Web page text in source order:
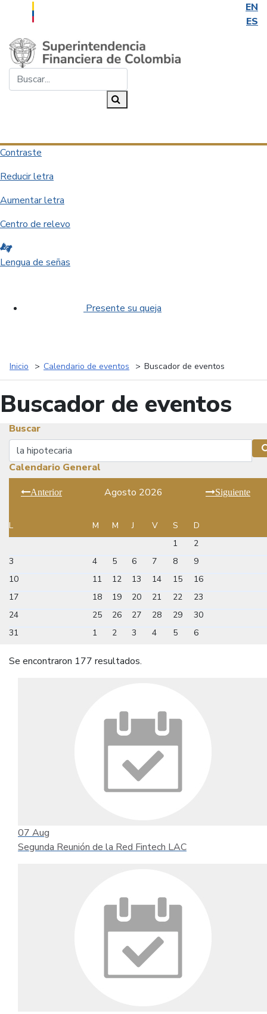
EN
ES
Saltar al contenido principal
Contraste
Reducir letra
Aumentar letra
Centro de relevo
Lengua de señas
Presente su queja
Inicio Calendario de eventos Buscador de eventos
Buscador de eventos
Buscar
Buscar
Calendario General
Anterior Agosto 2026 Siguiente
L M M J V S
D
1
2
3
4 5 6 7 8
9
10
11 12 13 14 15
16
17
18 19 20 21 22
23
24
25 26 27 28 29
30
31
1 2 3 4 5 6
Se encontraron 177 resultados.
07 Aug
Segunda Reunión de la Red Fintech LAC